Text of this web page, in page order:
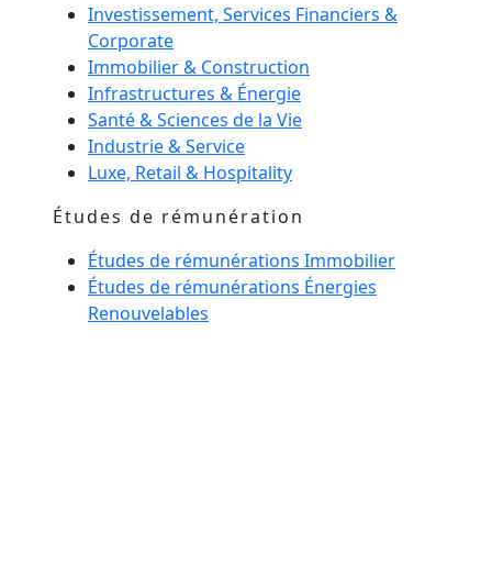
Investissement, Services Financiers &
Corporate
Immobilier & Construction
Infrastructures & Énergie
Santé & Sciences de la Vie
Industrie & Service
Luxe, Retail & Hospitality
Études de rémunération
Études de rémunérations Immobilier
Études de rémunérations Énergies
Renouvelables